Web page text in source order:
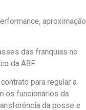
aproximação
das franquias no
da ABF.
para regular a
os funcionários da
da posse e